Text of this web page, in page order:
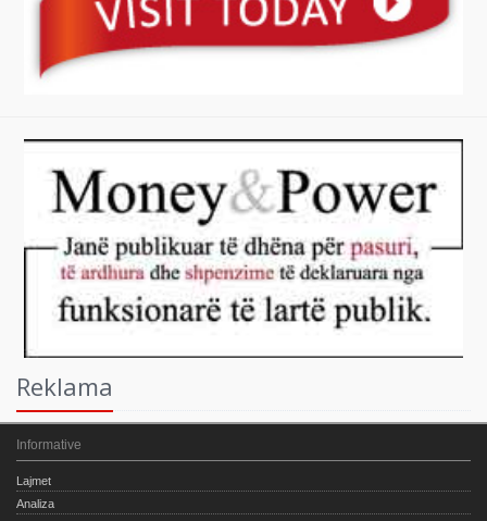
Reklama
Informative
Lajmet
Analiza